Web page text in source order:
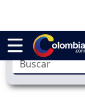
de la Espriella